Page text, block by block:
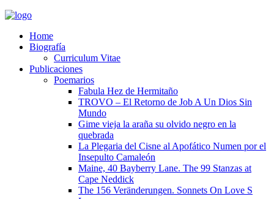
Home
Biografía
Curriculum Vitae​
Publicaciones
Poemarios
Fabula Hez de Hermitaño
TROVO – El Retorno de Job A Un Dios Sin
Mundo
Gime vieja la araña su olvido negro en la
quebrada
La Plegaria del Cisne al Apofático Numen por el
Insepulto Camaleón
Maine, 40 Bayberry Lane. The 99 Stanzas at
Cape Neddick
The 156 Veränderungen. Sonnets On Love S